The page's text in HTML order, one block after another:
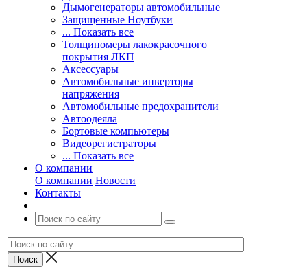
Дымогенераторы автомобильные
Защищенные Ноутбуки
... Показать все
Толщиномеры лакокрасочного
покрытия ЛКП
Аксессуары
Автомобильные инверторы
напряжения
Автомобильные предохранители
Автоодеяла
Бортовые компьютеры
Видеорегистраторы
... Показать все
О компании
О компании Новости
Контакты